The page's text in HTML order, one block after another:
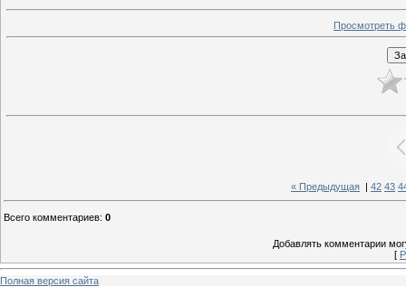
Просмотреть
« Предыдущая 42 43
Всего комментариев: 0
Добавлять комментарии
[
Полная версия сайта